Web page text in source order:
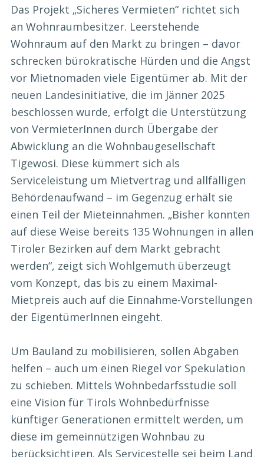
Das Projekt „Sicheres Vermieten“ richtet sich
an Wohnraumbesitzer. Leerstehende
Wohnraum auf den Markt zu bringen – davor
schrecken bürokratische Hürden und die Angst
vor Mietnomaden viele Eigentümer ab. Mit der
neuen Landesinitiative, die im Jänner 2025
beschlossen wurde, erfolgt die Unterstützung
von VermieterInnen durch Übergabe der
Abwicklung an die Wohnbaugesellschaft
Tigewosi. Diese kümmert sich als
Serviceleistung um Mietvertrag und allfälligen
Behördenaufwand – im Gegenzug erhält sie
einen Teil der Mieteinnahmen. „Bisher konnten
auf diese Weise bereits 135 Wohnungen in allen
Tiroler Bezirken auf dem Markt gebracht
werden“, zeigt sich Wohlgemuth überzeugt
vom Konzept, das bis zu einem Maximal-
Mietpreis auch auf die Einnahme-Vorstellungen
der EigentümerInnen eingeht.
Um Bauland zu mobilisieren, sollen Abgaben
helfen – auch um einen Riegel vor Spekulation
zu schieben. Mittels Wohnbedarfsstudie soll
eine Vision für Tirols Wohnbedürfnisse
künftiger Generationen ermittelt werden, um
diese im gemeinnützigen Wohnbau zu
berücksichtigen. Als Servicestelle sei beim Land